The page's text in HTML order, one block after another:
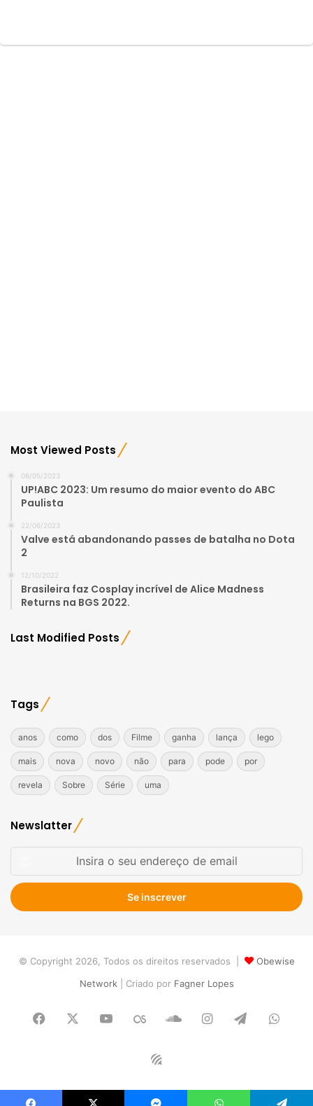
Most Viewed Posts
08/05/2023
UP!ABC 2023: Um resumo do maior evento do ABC
Paulista
22/06/2023
Valve está abandonando passes de batalha no Dota
2
12/10/2022
Brasileira faz Cosplay incrível de Alice Madness
Returns na BGS 2022.
Last Modified Posts
Tags
anos como dos Filme ganha lança lego
mais nova novo não para pode por
revela Sobre Série uma
Newslatter
seu
endereço
de
© Copyright 2026, Todos os direitos reservados |
Obewise
Network| Criado porFagner Lopes
Facebook YouTubeLast.FMSoundCloud
Instagram
Telegram
Obewise
Radio